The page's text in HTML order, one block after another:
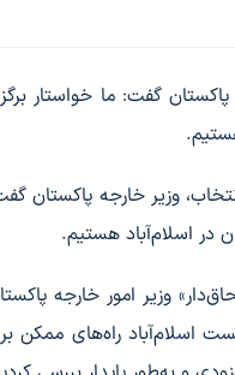
گفت: ما خواستار
وزیر خارجه پاکستان
در اسلام‌آباد هستیم.
وزیر امور خارجه
اسلام‌آباد راه‌های ممکن